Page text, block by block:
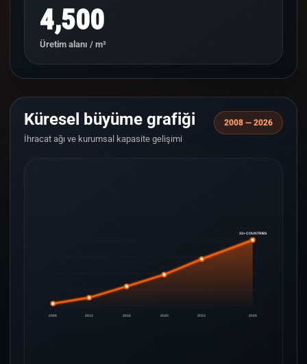
4,500
Üretim alanı / m²
Küresel büyüme grafiği
İhracat ağı ve kurumsal kapasite gelişimi
2008 — 2026
2008 2012 2016 2020 2023 2026
33+ COUNTRIES